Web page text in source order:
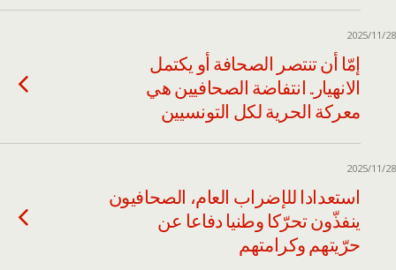
2025/11/28
إمّا أن تنتصر الصحافة أو يكتمل
الانهيار.. انتفاضة الصحافيين هي
معركة الحرية لكل التونسيين
2025/11/28
استعدادا للإضراب العام، الصحافيون
ينفذّون تحرّكا وطنيا دفاعا عن
حرّيتهم وكرامتهم